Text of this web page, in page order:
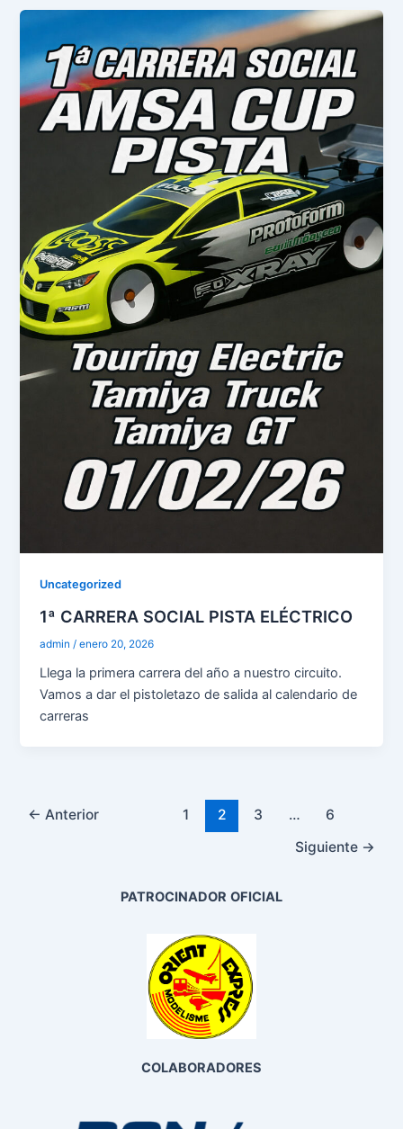
Uncategorized
1ª CARRERA SOCIAL PISTA ELÉCTRICO
admin /enero 20, 2026
Llega la primera carrera del año a nuestro circuito.
Vamos a dar el pistoletazo de salida al calendario de
carreras
← Anterior 1 2 3 …
6
Siguiente →
PATROCINADOR OFICIAL
COLABORADORES